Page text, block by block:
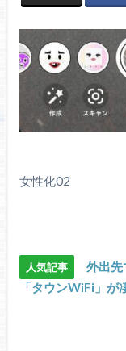
女性化02
人気記事
外出
「タウンWiFi」が